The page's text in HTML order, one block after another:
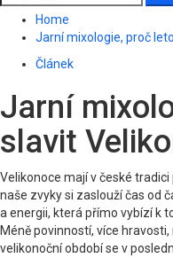
for:
Home
Jarní mixologie, proč
Článek
Jarní
slavit
Velikonoce mají v české
naše zvyky si zaslouží čas od
a energii, která přímo vybízí k
Méně povinností, více
velikonoční období se v